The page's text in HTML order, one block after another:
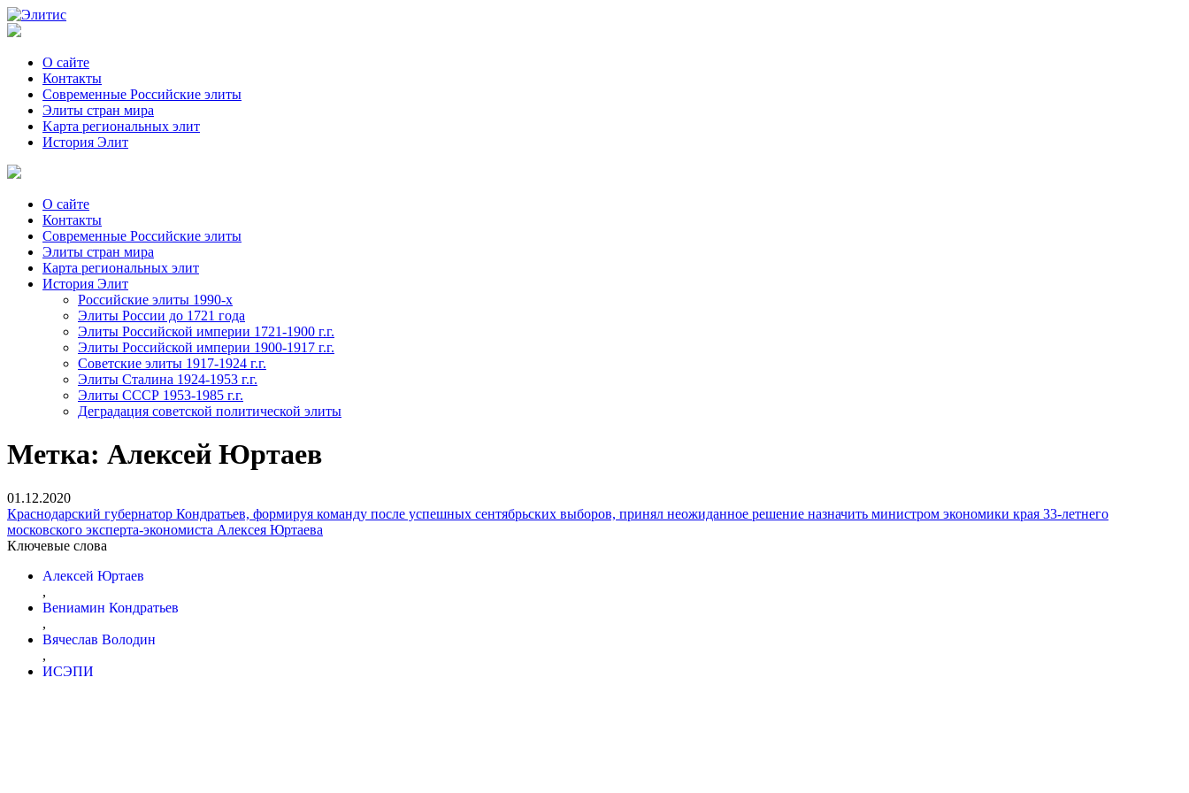
О сайте
Контакты
Современные Российские элиты
Элиты стран мира
Kартa региональных элит
История Элит
О сайте
Контакты
Современные Российские элиты
Элиты стран мира
Картa региональных элит
История Элит
Российские элиты 1990-х
Элиты России до 1721 года
Элиты Российской империи 1721-1900 г.г.
Элиты Российской империи 1900-1917 г.г.
Советские элиты 1917-1924 г.г.
Элиты Сталина 1924-1953 г.г.
Элиты СССР 1953-1985 г.г.
Деградация советской политической элиты
Метка: Алексей Юртаев
01.12.2020
Краснодарский губернатор Кондратьев, формируя команду после успешных сентябрьских выборов, принял неожиданное решение назначить министром экономики края 33-летнего
московского эксперта-экономиста Алексея Юртаева
Ключевые слова
Алексей Юртаев
,
Вениамин Кондратьев
,
Вячеслав Володин
,
ИСЭПИ